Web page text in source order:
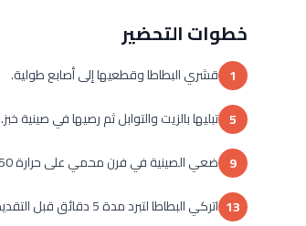
خطوات التحضير
1 قشري البطاطا وقطعيها إلى أصابع طولية.
5 تبليها بالزيت والتوابل ثم رصيها في صينية خبز.
9 ضعي الصينية في فرن محمي على حرارة 450 درجة فهرنهايت لمدة 15 – 25 دقيقة، قلبي البطاطا كل 10 دقيقة.
13 اتركي البطاطا لتبرد مدة 5 دقائق قبل التقديم.